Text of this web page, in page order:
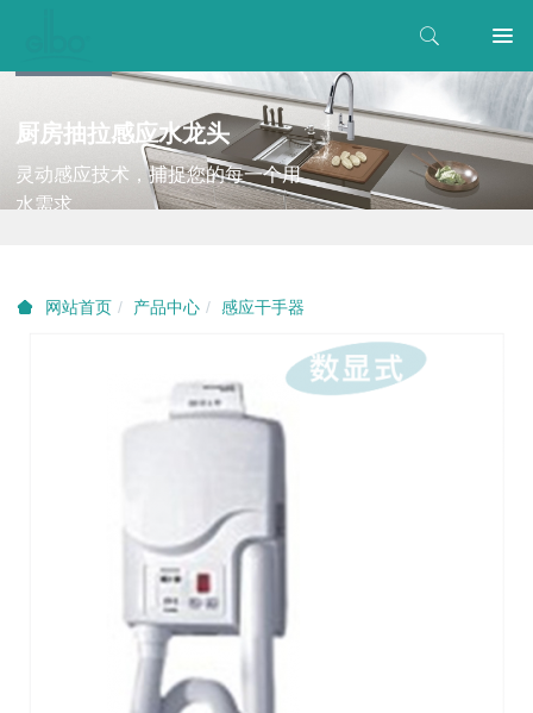
厨房抽拉感应水龙头
灵动感应技术，捕捉您的每一个用
水需求
网站首页 产品中心 感应干手器